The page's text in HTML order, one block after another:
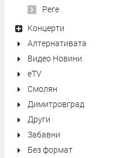
Реге
Концерти
Алтернативата
Видео Новини
eTV
Смолян
Димитровград
Други
Забавни
Без формат